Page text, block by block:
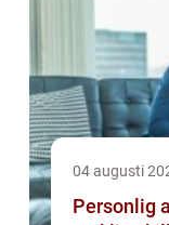
04 augusti
Personlig assistent